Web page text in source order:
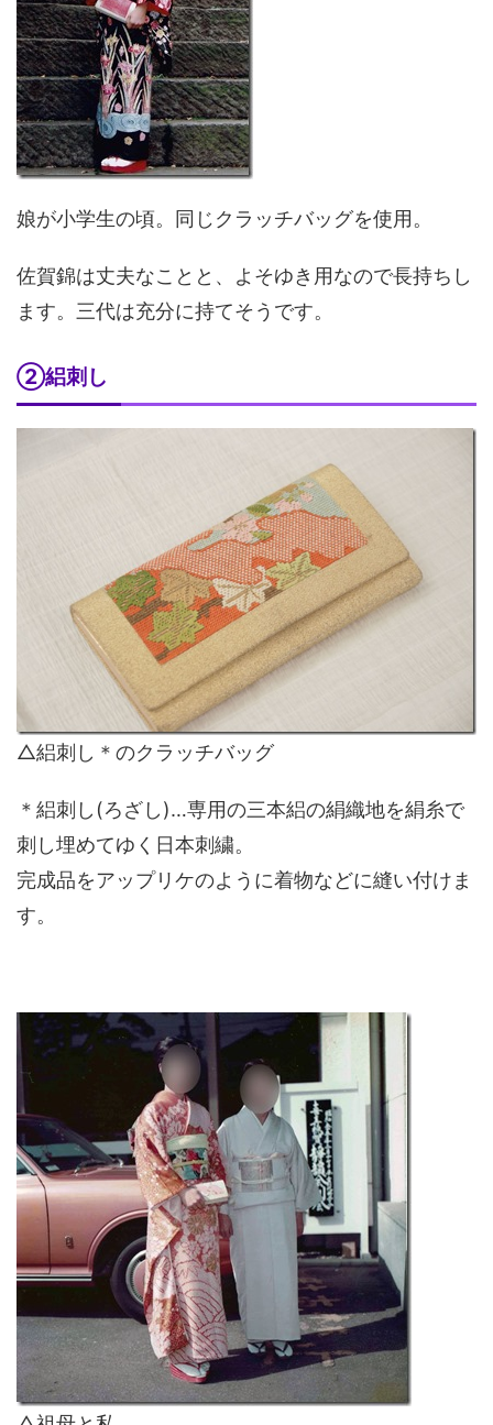
娘が小学生の頃。同じクラッチバッグを使用。
佐賀錦は丈夫なことと、よそゆき用なので長持ちし
ます。三代は充分に持てそうです。
②絽刺し
△絽刺し＊のクラッチバッグ
＊絽刺し(ろざし)…専用の三本絽の絹織地を絹糸で
刺し埋めてゆく日本刺繍。
完成品をアップリケのように着物などに縫い付けま
す。